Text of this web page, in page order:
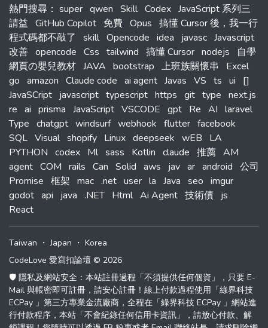
熱門搜尋 ： super qwen Skill Codex JavaScript 系列三
請益 GitHub Copilot 免費 Opus 搞懂 Cursor 後，我一行
程式碼都不敲了
skill Opencode idea javasc Javascript
改善 opencode Css tailwind 搞懂 Cursor nodejs
自學
網頁の嬰兒教材 JAVA bootstrap 上班族關懷串
Excel
go amazon Claude code ai agent Javas VS ts ui
[]
JavaSCript javascript typescript https git type next.js
re ai prisma JavaScript VSCODE gpt Re AI laravel
Type chatgpt windsurf webhook flutter facebook
SQL Visual shopify Linux deepseek wEB
LA
PYTHON codex Ml sass Kotlin claude 推薦 AM
agent COM rails Can Solid aws jav ar android 公司
Promise 框架 mac .net user la Java seo imgur
godot api java .NET Html Ai Agent 技術債 js
React
Taiwan ・Japan ・ Korea
CodeLove 愛寫扣論壇 © 2026
🛡️ 隱私及網站安全：本站註冊過程「不須提供任何個資」，只要 E-
Mail 與帳密即可註冊，請安心註冊！線上付款過程使用「綠界科技
ECPay 」第三方專業金流廠商，全程在「綠界科技 ECPay 」網站進
行付款程序，本站「不會紀錄任何信用卡資訊」，請放心付款、解